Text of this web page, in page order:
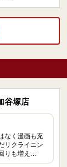
谷塚店
なく漫画も充
リクライニン
りも増え…